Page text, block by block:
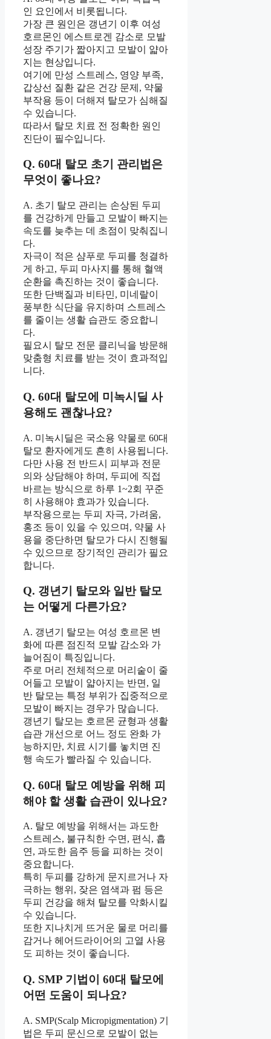
인 요인에서 비롯됩니다.
가장 큰 원인은 갱년기 이후 여성
호르몬인 에스트로겐 감소로 모발
성장 주기가 짧아지고 모발이 얇아
지는 현상입니다.
여기에 만성 스트레스, 영양 부족,
갑상선 질환 같은 건강 문제, 약물
부작용 등이 더해져 탈모가 심해질
수 있습니다.
따라서 탈모 치료 전 정확한 원인
진단이 필수입니다.
Q. 60대 탈모 초기 관리법은
무엇이 좋나요?
A. 초기 탈모 관리는 손상된 두피
를 건강하게 만들고 모발이 빠지는
속도를 늦추는 데 초점이 맞춰집니
다.
자극이 적은 샴푸로 두피를 청결하
게 하고, 두피 마사지를 통해 혈액
순환을 촉진하는 것이 좋습니다.
또한 단백질과 비타민, 미네랄이
풍부한 식단을 유지하며 스트레스
를 줄이는 생활 습관도 중요합니
다.
필요시 탈모 전문 클리닉을 방문해
맞춤형 치료를 받는 것이 효과적입
니다.
Q. 60대 탈모에 미녹시딜 사
용해도 괜찮나요?
A. 미녹시딜은 국소용 약물로 60대
탈모 환자에게도 흔히 사용됩니다.
다만 사용 전 반드시 피부과 전문
의와 상담해야 하며, 두피에 직접
바르는 방식으로 하루 1~2회 꾸준
히 사용해야 효과가 있습니다.
부작용으로는 두피 자극, 가려움,
홍조 등이 있을 수 있으며, 약물 사
용을 중단하면 탈모가 다시 진행될
수 있으므로 장기적인 관리가 필요
합니다.
Q. 갱년기 탈모와 일반 탈모
는 어떻게 다른가요?
A. 갱년기 탈모는 여성 호르몬 변
화에 따른 점진적 모발 감소와 가
늘어짐이 특징입니다.
주로 머리 전체적으로 머리숱이 줄
어들고 모발이 얇아지는 반면, 일
반 탈모는 특정 부위가 집중적으로
모발이 빠지는 경우가 많습니다.
갱년기 탈모는 호르몬 균형과 생활
습관 개선으로 어느 정도 완화 가
능하지만, 치료 시기를 놓치면 진
행 속도가 빨라질 수 있습니다.
Q. 60대 탈모 예방을 위해 피
해야 할 생활 습관이 있나요?
A. 탈모 예방을 위해서는 과도한
스트레스, 불규칙한 수면, 편식, 흡
연, 과도한 음주 등을 피하는 것이
중요합니다.
특히 두피를 강하게 문지르거나 자
극하는 행위, 잦은 염색과 펌 등은
두피 건강을 해쳐 탈모를 악화시킬
수 있습니다.
또한 지나치게 뜨거운 물로 머리를
감거나 헤어드라이어의 고열 사용
도 피하는 것이 좋습니다.
Q. SMP 기법이 60대 탈모에
어떤 도움이 되나요?
A. SMP(Scalp Micropigmentation) 기
법은 두피 문신으로 모발이 없는